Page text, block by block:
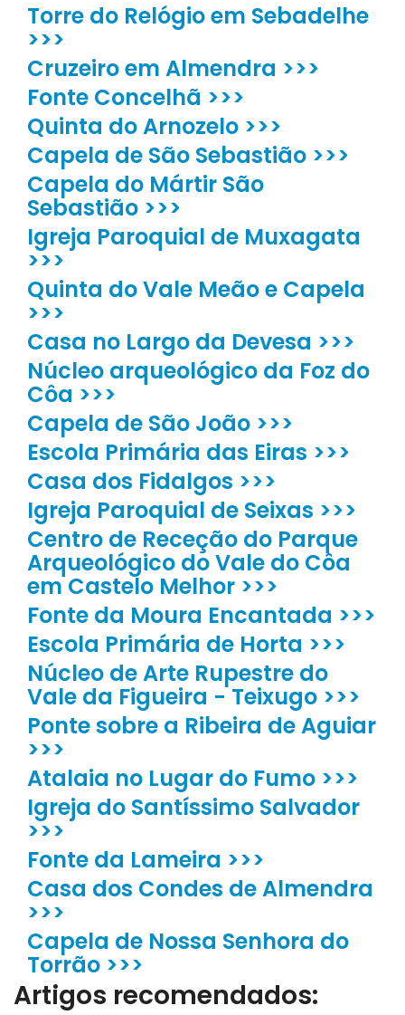
Torre do Relógio em Sebadelhe
>>>
Cruzeiro em Almendra >>>
Fonte Concelhã >>>
Quinta do Arnozelo >>>
Capela de São Sebastião >>>
Capela do Mártir São
Sebastião >>>
Igreja Paroquial de Muxagata
>>>
Quinta do Vale Meão e Capela
>>>
Casa no Largo da Devesa >>>
Núcleo arqueológico da Foz do
Côa >>>
Capela de São João >>>
Escola Primária das Eiras >>>
Casa dos Fidalgos >>>
Igreja Paroquial de Seixas >>>
Centro de Receção do Parque
Arqueológico do Vale do Côa
em Castelo Melhor >>>
Fonte da Moura Encantada >>>
Escola Primária de Horta >>>
Núcleo de Arte Rupestre do
Vale da Figueira - Teixugo >>>
Ponte sobre a Ribeira de Aguiar
>>>
Atalaia no Lugar do Fumo >>>
Igreja do Santíssimo Salvador
>>>
Fonte da Lameira >>>
Casa dos Condes de Almendra
>>>
Capela de Nossa Senhora do
Torrão >>>
Artigos recomendados: